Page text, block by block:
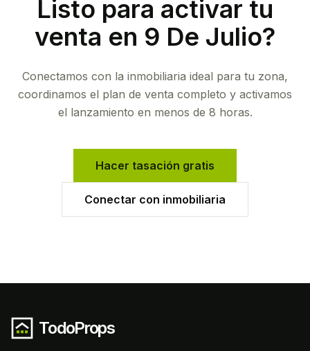
Listo para activar tu
venta en 9 De Julio?
Conectamos con la inmobiliaria ideal para tu zona,
coordinamos el plan de venta completo y activamos
el lanzamiento en menos de 8 horas.
Hacer tasación gratis
Conectar con inmobiliaria
TodoProps